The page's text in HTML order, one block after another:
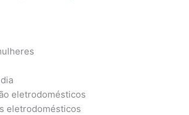
eletrodomésticos
eletrodomésticos